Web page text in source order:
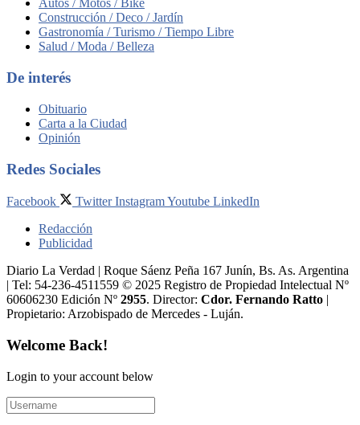
Autos / Motos / Bike
Construcción / Deco / Jardín
Gastronomía / Turismo / Tiempo Libre
Salud / Moda / Belleza
De interés
Obituario
Carta a la Ciudad
Opinión
Redes Sociales
Facebook Twitter InstagramYoutube LinkedIn
Redacción
Publicidad
Diario La Verdad | Roque Sáenz Peña 167 Junín, Bs. As. Argentina
| Tel: 54-236-4511559 © 2025 Registro de Propiedad Intelectual Nº
60606230 Edición Nº 2955. Director:​ Cdor. Fernando Ratto |
Propietario:​ Arzobispado de Mercedes - Luján.
Welcome Back!
Login to your account below